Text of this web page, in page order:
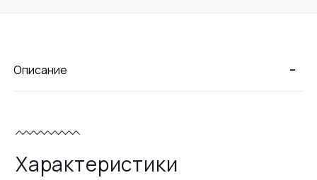
-
Описание
Характеристики